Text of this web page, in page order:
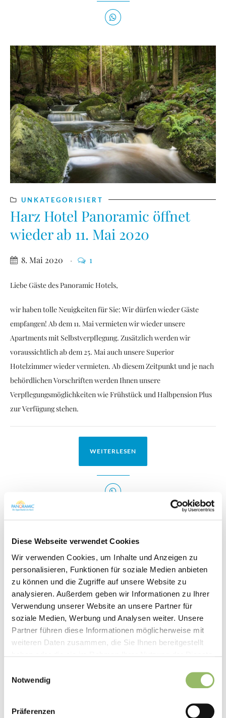
Diese Webseite verwendet Cookies
Wir verwenden Cookies, um Inhalte und Anzeigen zu
personalisieren, Funktionen für soziale Medien anbieten
zu können und die Zugriffe auf unsere Website zu
analysieren. Außerdem geben wir Informationen zu Ihrer
Verwendung unserer Website an unsere Partner für
soziale Medien, Werbung und Analysen weiter. Unsere
Partner führen diese Informationen möglicherweise mit
weiteren Daten zusammen, die Sie Ihnen bereitgestellt
Notwendig
Präferenzen
UNKATEGORISIERT
Harz Hotel Panoramic öffnet
wieder ab 11. Mai 2020
8. Mai 2020 1
Liebe Gäste des Panoramic Hotels,
wir haben tolle Neuigkeiten für Sie: Wir dürfen wieder Gäste
empfangen! Ab dem 11. Mai vermieten wir wieder unsere
Apartments mit Selbstverpflegung. Zusätzlich werden wir
voraussichtlich ab dem 25. Mai auch unsere Superior
Hotelzimmer wieder vermieten. Ab diesem Zeitpunkt und je nach
behördlichen Vorschriften werden Ihnen unsere
Verpflegungsmöglichkeiten wie Frühstück und Halbpension Plus
zur Verfügung stehen.
WEITERLESEN
TOP-Angebot: 10% Rabatt auf
Skipass im Harz